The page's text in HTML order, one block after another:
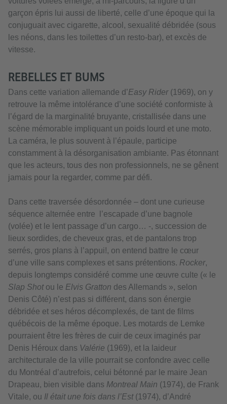
garçon épris lui aussi de liberté, celle d’une époque qui la
conjuguait avec cigarette, alcool, sexualité débridée (sous
les néons, dans les toilettes d’un resto-bar), et excès de
vitesse.
REBELLES ET BUMS
Dans cette variation allemande d’Easy Rider(1969), on y
retrouve la même intolérance d’une société conformiste à
l’égard de la marginalité bruyante, cristallisée dans une
scène mémorable impliquant un poids lourd et une moto.
La caméra, le plus souvent à l’épaule, participe
constamment à la désorganisation ambiante. Pas étonnant
que les acteurs, tous des non professionnels, ne se gênent
jamais pour la regarder, comme par défi.
Dans cette traversée désordonnée – dont une curieuse
séquence alternée entre l’escapade d’une bagnole
(volée) et le lent passage d’un cargo… -, succession de
lieux sordides, de cheveux gras, et de pantalons trop
serrés, gros plans à l’appui!, on entend battre le cœur
d’une ville sans complexes et sans prétentions. Rocker,
depuis longtemps considéré comme une œuvre culte (« le
Slap Shotou le Elvis Gratton des Allemands », selon
Denis Côté) n’est pas si différent, dans son énergie
débridée et ses héros décomplexés, de tant de films
québécois de la même époque. Les motards de Lemke
pourraient être les frères de cuir de ceux imaginés par
Denis Héroux dans Valérie (1969), et la laideur
architecturale de la ville pourrait se confondre avec celle
du Montréal d’autrefois, celui bétonné par le maire Jean
Drapeau, bien visible dans Montreal Main (1974), de Frank
Vitale, ou Il était une fois dans l’Est (1974), d’André